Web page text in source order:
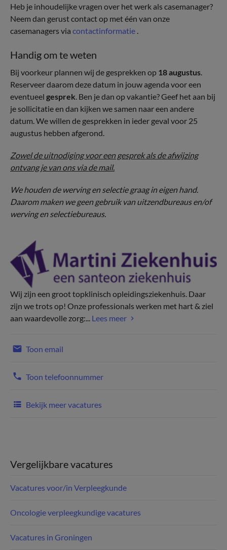
Heb je inhoudelijke vragen over het werk als casemanager?
Neem dan gerust contact op met één van onze
casemanagers via contactinformatie .
Handig om te weten
Bij voorkeur plannen wij de gesprekken op 18 augustus.
Reserveer daarom deze datum in jouw agenda voor een
eventueel gesprek. Ben je dan op vakantie? Geef het aan bij
je sollicitatie en dan kijken we samen naar een andere
datum. We willen de gesprekken in ieder geval voor 25
augustus hebben afgerond.
Zowel de uitnodiging voor een gesprek als de afwijzing
ontvang je van ons via de mail.
We houden de werving en selectie graag in eigen hand.
Daarom maken we geen gebruik van uitzendbureaus en/of
werving en selectiebureaus.
Wij zijn een groot topklinisch opleidingsziekenhuis. Daar
zijn we trots op! Onze professionals werken met hart & ziel
aan waardevolle zorg:... Lees meer
Toon email
Toon telefoonnummer
Bekijk meer vacatures
Vergelijkbare vacatures
Vacatures voor/in Verpleegkunde
Oncologie verpleegkundige vacatures
Vacatures in Groningen